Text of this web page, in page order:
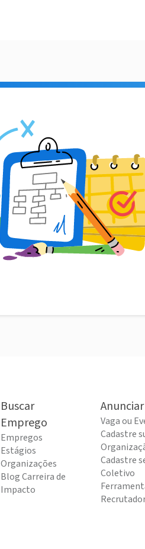
Buscar
Emprego
Empregos
Estágios
Organizações
Blog Carreira de
Impacto
Anunciar
Vaga ou
Cadastre
Cadastre
Coletivo